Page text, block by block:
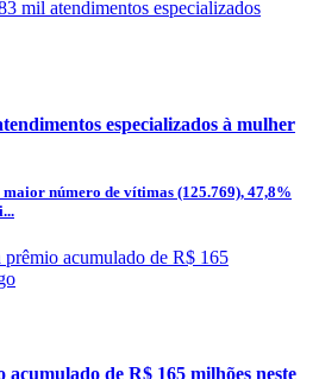
especializados à mulher
maior número de vítimas (125.769), 47,8%
acumulado de R$ 165 milhões neste